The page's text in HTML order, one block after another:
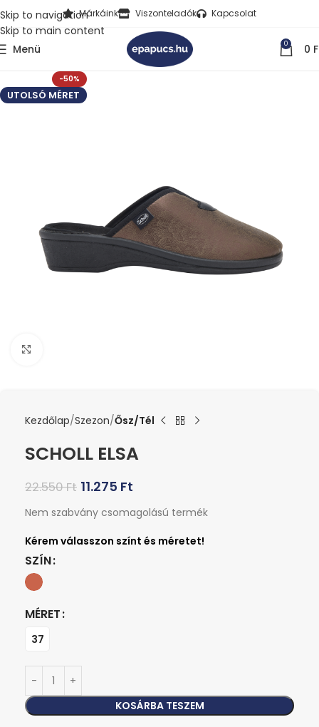
Skip to navigation
Skip to main content
Márkáink Viszonteladók Kapcsolat
Menü 0 0
-50%
UTOLSÓ MÉRET
Kezdőlap Szezon Ősz/Tél
SCHOLL ELSA
22.550Ft 11.275 Ft
Nem szabvány csomagolású termék
SZÍN
MÉRET
37
KOSÁRBA TESZEM